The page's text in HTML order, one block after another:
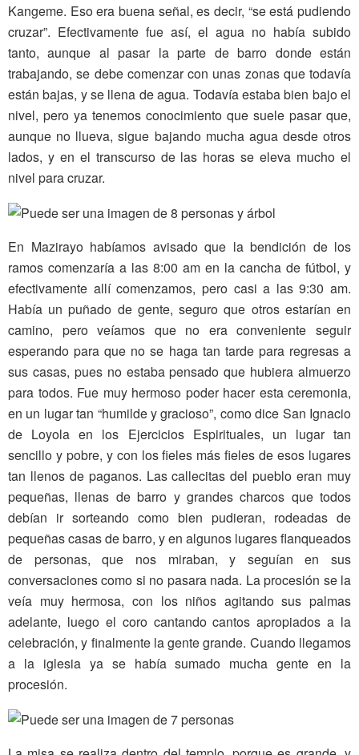
Kangeme. Eso era buena señal, es decir, “se está pudiendo
cruzar”. Efectivamente fue así, el agua no había subido
tanto, aunque al pasar la parte de barro donde están
trabajando, se debe comenzar con unas zonas que todavía
están bajas, y se llena de agua. Todavía estaba bien bajo el
nivel, pero ya tenemos conocimiento que suele pasar que,
aunque no llueva, sigue bajando mucha agua desde otros
lados, y en el transcurso de las horas se eleva mucho el
nivel para cruzar.
En Mazirayo habíamos avisado que la bendición de los
ramos comenzaría a las 8:00 am en la cancha de fútbol, y
efectivamente allí comenzamos, pero casi a las 9:30 am.
Había un puñado de gente, seguro que otros estarían en
camino, pero veíamos que no era conveniente seguir
esperando para que no se haga tan tarde para regresas a
sus casas, pues no estaba pensado que hubiera almuerzo
para todos. Fue muy hermoso poder hacer esta ceremonia,
en un lugar tan “humilde y gracioso”, como dice San Ignacio
de Loyola en los Ejercicios Espirituales, un lugar tan
sencillo y pobre, y con los fieles más fieles de esos lugares
tan llenos de paganos. Las callecitas del pueblo eran muy
pequeñas, llenas de barro y grandes charcos que todos
debían ir sorteando como bien pudieran, rodeadas de
pequeñas casas de barro, y en algunos lugares flanqueados
de personas, que nos miraban, y seguían en sus
conversaciones como si no pasara nada. La procesión se la
veía muy hermosa, con los niños agitando sus palmas
adelante, luego el coro cantando cantos apropiados a la
celebración, y finalmente la gente grande. Cuando llegamos
a la iglesia ya se había sumado mucha gente en la
procesión.